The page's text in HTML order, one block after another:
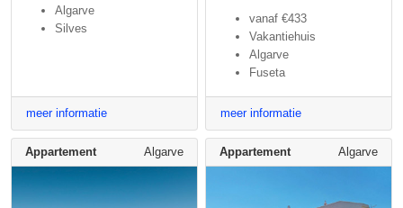
Algarve
Silves
meer informatie
vanaf €433
Vakantiehuis
Algarve
Fuseta
meer informatie
Appartement Algarve Appartement Algarve